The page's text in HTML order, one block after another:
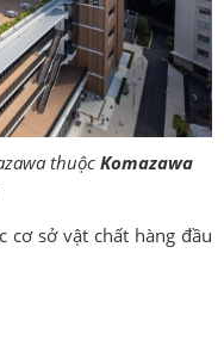
thuộc Komazawa
cơ sở vật chất hàng đầu